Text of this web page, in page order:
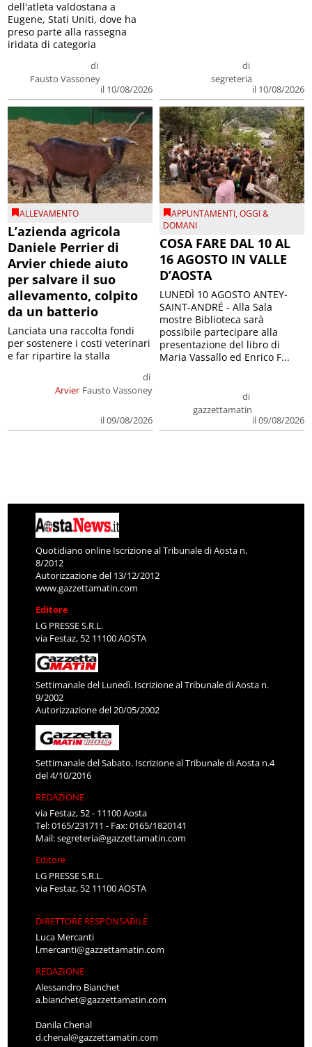
di
Fausto Vassoney
il 10/08/2026
dell'atleta valdostana a
Eugene, Stati Uniti, dove ha
preso parte alla rassegna
iridata di categoria
di
segreteria
il 10/08/2026
ALLEVAMENTO
L’azienda agricola
Daniele Perrier di
Arvier chiede aiuto
per salvare il suo
allevamento, colpito
da un batterio
Arvier
di
Fausto Vassoney
il 09/08/2026
Lanciata una raccolta fondi
per sostenere i costi veterinari
e far ripartire la stalla
APPUNTAMENTI,OGGI &
DOMANI
COSA FARE DAL 10 AL
16 AGOSTO IN VALLE
D’AOSTA
di
gazzettamatin
il 09/08/2026
LUNEDÌ 10 AGOSTO ANTEY-
SAINT-ANDRÉ - Alla Sala
mostre Biblioteca sarà
possibile partecipare alla
presentazione del libro di
Maria Vassallo ed Enrico F...
Quotidiano online Iscrizione al Tribunale di Aosta n.
8/2012
Autorizzazione del 13/12/2012
www.gazzettamatin.com
Editore
LG PRESSE S.R.L.
via Festaz, 52 11100 AOSTA
Settimanale del Lunedì. Iscrizione al Tribunale di Aosta n.
9/2002
Autorizzazione del 20/05/2002
Settimanale del Sabato. Iscrizione al Tribunale di Aosta n.4
del 4/10/2016
REDAZIONE
via Festaz, 52 - 11100 Aosta
Tel: 0165/231711 - Fax: 0165/1820141
Mail:segreteria@gazzettamatin.com
Editore
LG PRESSE S.R.L.
via Festaz, 52 11100 AOSTA
DIRETTORE RESPONSABILE
Luca Mercanti
l.mercanti@gazzettamatin.com
REDAZIONE
Alessandro Bianchet
a.bianchet@gazzettamatin.com
Danila Chenal
d.chenal@gazzettamatin.com